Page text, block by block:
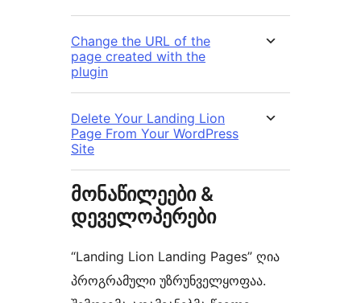
Change the URL of the
page created with the
plugin
Delete Your Landing Lion
Page From Your WordPress
Site
მონაწილეები &
დეველოპერები
“Landing Lion Landing Pages” ღია
პროგრამული უზრუნველყოფაა.